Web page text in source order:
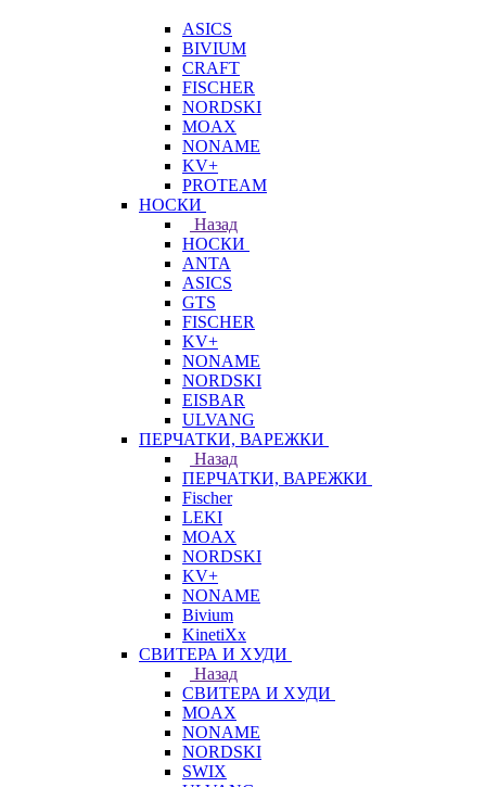
ASICS
BIVIUM
CRAFT
FISCHER
NORDSKI
MOAX
NONAME
KV+
PROTEAM
НОСКИ
Назад
НОСКИ
ANTA
ASICS
GTS
FISCHER
KV+
NONAME
NORDSKI
EISBAR
ULVANG
ПЕРЧАТКИ, ВАРЕЖКИ
Назад
ПЕРЧАТКИ, ВАРЕЖКИ
Fischer
LEKI
MOAX
NORDSKI
KV+
NONAME
Bivium
KinetiXx
СВИТЕРА И ХУДИ
Назад
СВИТЕРА И ХУДИ
MOAX
NONAME
NORDSKI
SWIX